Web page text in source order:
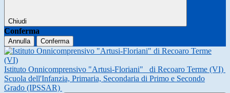
Chiudi
Conferma
Annulla Conferma
Istituto Onnicomprensivo "Artusi-Floriani"
di Recoaro Terme (VI)
Scuola dell'Infanzia, Primaria, Secondaria di Primo e Secondo
Grado (IPSSAR)